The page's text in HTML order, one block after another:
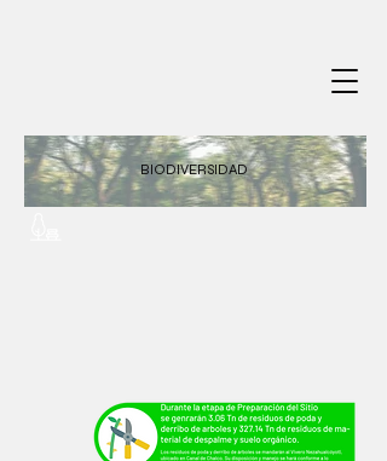
BIODIVERSIDAD